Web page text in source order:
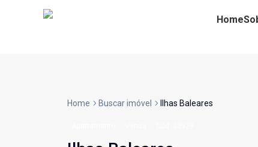
Home
Home Buscar imóvel Ilhas Baleares